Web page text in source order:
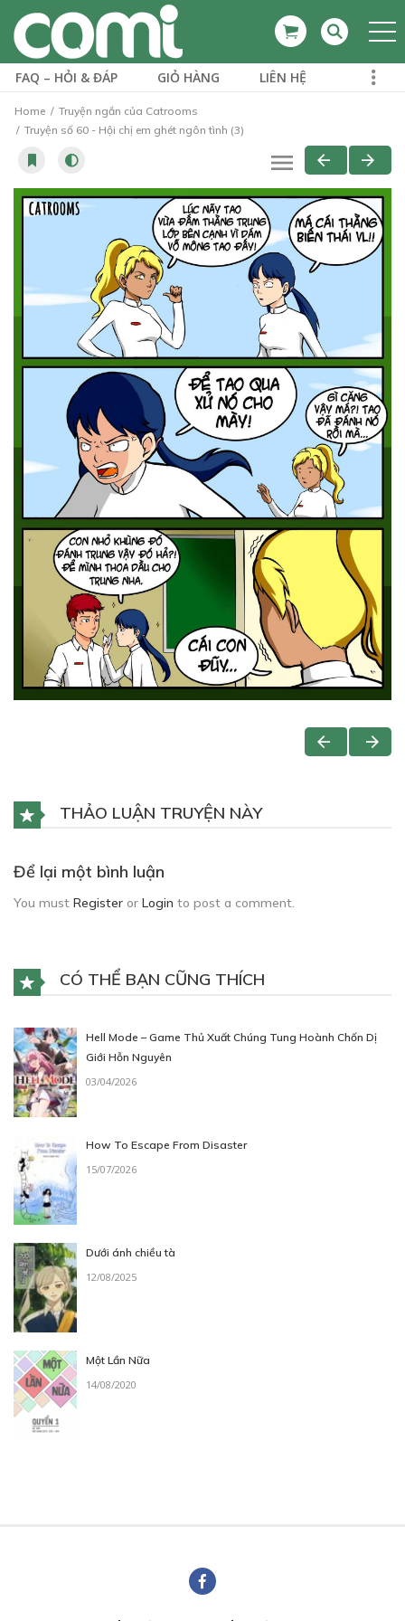
FAQ – HỎI & ĐÁP GIỎ HÀNG LIÊN HỆ
Home
Truyện ngắn của Catrooms
Truyện số 60 - Hội chị em ghét ngôn tình (3)
THẢO LUẬN TRUYỆN NÀY
Để lại một bình luận
You must Register or Login to post a comment.
CÓ THỂ BẠN CŨNG THÍCH
Hell Mode – Game Thủ Xuất Chúng Tung Hoành Chốn Dị
Giới Hỗn Nguyên
03/04/2026
How To Escape From Disaster
15/07/2026
Dưới ánh chiều tà
12/08/2025
Một Lần Nữa
14/08/2020